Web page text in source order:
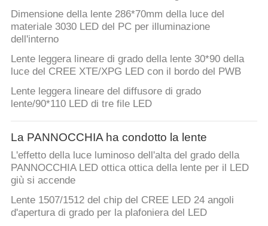
Dimensione della lente 286*70mm della luce del
materiale 3030 LED del PC per illuminazione
dell'interno
Lente leggera lineare di grado della lente 30*90 della
luce del CREE XTE/XPG LED con il bordo del PWB
Lente leggera lineare del diffusore di grado
lente/90*110 LED di tre file LED
La PANNOCCHIA ha condotto la lente
L'effetto della luce luminoso dell'alta del grado della
PANNOCCHIA LED ottica ottica della lente per il LED
giù si accende
Lente 1507/1512 del chip del CREE LED 24 angoli
d'apertura di grado per la plafoniera del LED